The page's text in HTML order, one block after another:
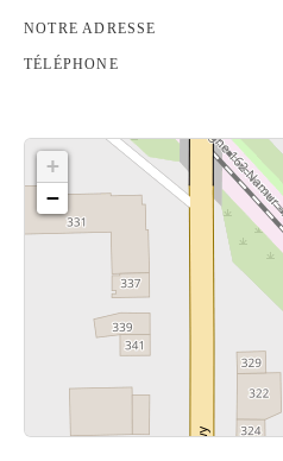
NOTRE ADRESSE
TÉLÉPHONE
+
−